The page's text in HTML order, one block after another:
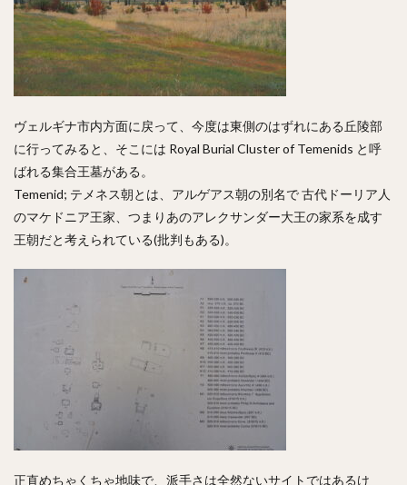
ヴェルギナ市内方面に戻って、今度は東側のはずれにある丘陵部
に行ってみると、そこには Royal Burial Cluster of Temenids と呼
ばれる集合王墓がある。
Temenid; テメネス朝とは、アルゲアス朝の別名で 古代ドーリア人
のマケドニア王家、つまりあのアレクサンダー大王の家系を成す
王朝だと考えられている(批判もある)。
正直めちゃくちゃ地味で、派手さは全然ないサイトではあるけ